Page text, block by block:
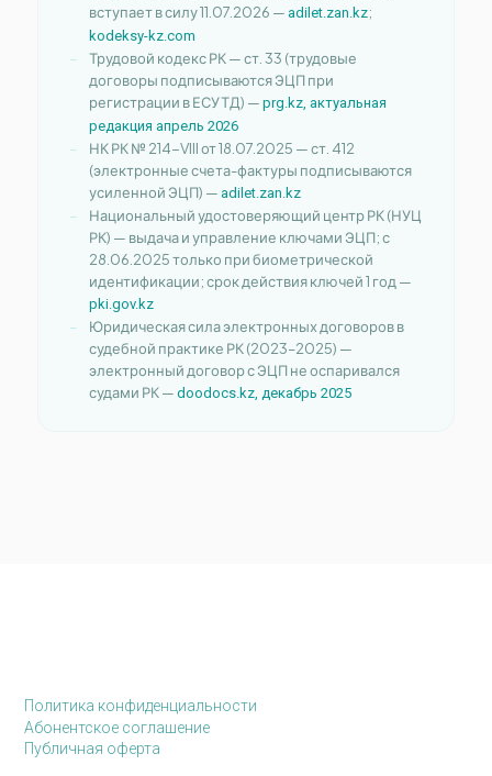
вступает в силу 11.07.2026 — adilet.zan.kz;
kodeksy-kz.com
Трудовой кодекс РК — ст. 33 (трудовые
договоры подписываются ЭЦП при
регистрации в ЕСУТД) — prg.kz, актуальная
редакция апрель 2026
НК РК № 214-VIII от 18.07.2025 — ст. 412
(электронные счета-фактуры подписываются
усиленной ЭЦП) — adilet.zan.kz
Национальный удостоверяющий центр РК (НУЦ
РК) — выдача и управление ключами ЭЦП; с
28.06.2025 только при биометрической
идентификации; срок действия ключей 1 год —
pki.gov.kz
Юридическая сила электронных договоров в
судебной практике РК (2023–2025) —
электронный договор с ЭЦП не оспаривался
судами РК — doodocs.kz, декабрь 2025
Политика конфиденциальности
Абонентское соглашение
Публичная оферта